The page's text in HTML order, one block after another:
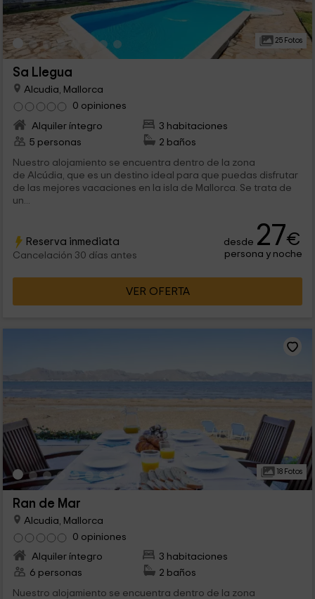
25 Fotos
Sa Llegua
Alcudia, Mallorca
0 opiniones
Alquiler íntegro
3 habitaciones
5 personas
2 baños
Nuestro alojamiento se encuentra dentro de la zona
de Alcúdia, que es un destino ideal para que puedas disfrutar
de las mejores vacaciones en la isla de Mallorca. Se trata de
un...
Reserva inmediata
Cancelación 30 días antes
desde 27€
persona y noche
VER OFERTA
18 Fotos
Ran de Mar
Alcudia, Mallorca
0 opiniones
Alquiler íntegro
3 habitaciones
6 personas
2 baños
Nuestro alojamiento se encuentra dentro de la zona